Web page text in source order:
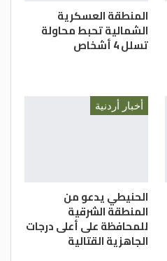
المنطقة العسكرية
الشمالية تحبط محاولة
تسلل 4 أشخاص
أخبار أردنية
الحنيطي يدعو من
المنطقة الشرقية
للمحافظة على أعلى درجات
الجاهزية القتالية